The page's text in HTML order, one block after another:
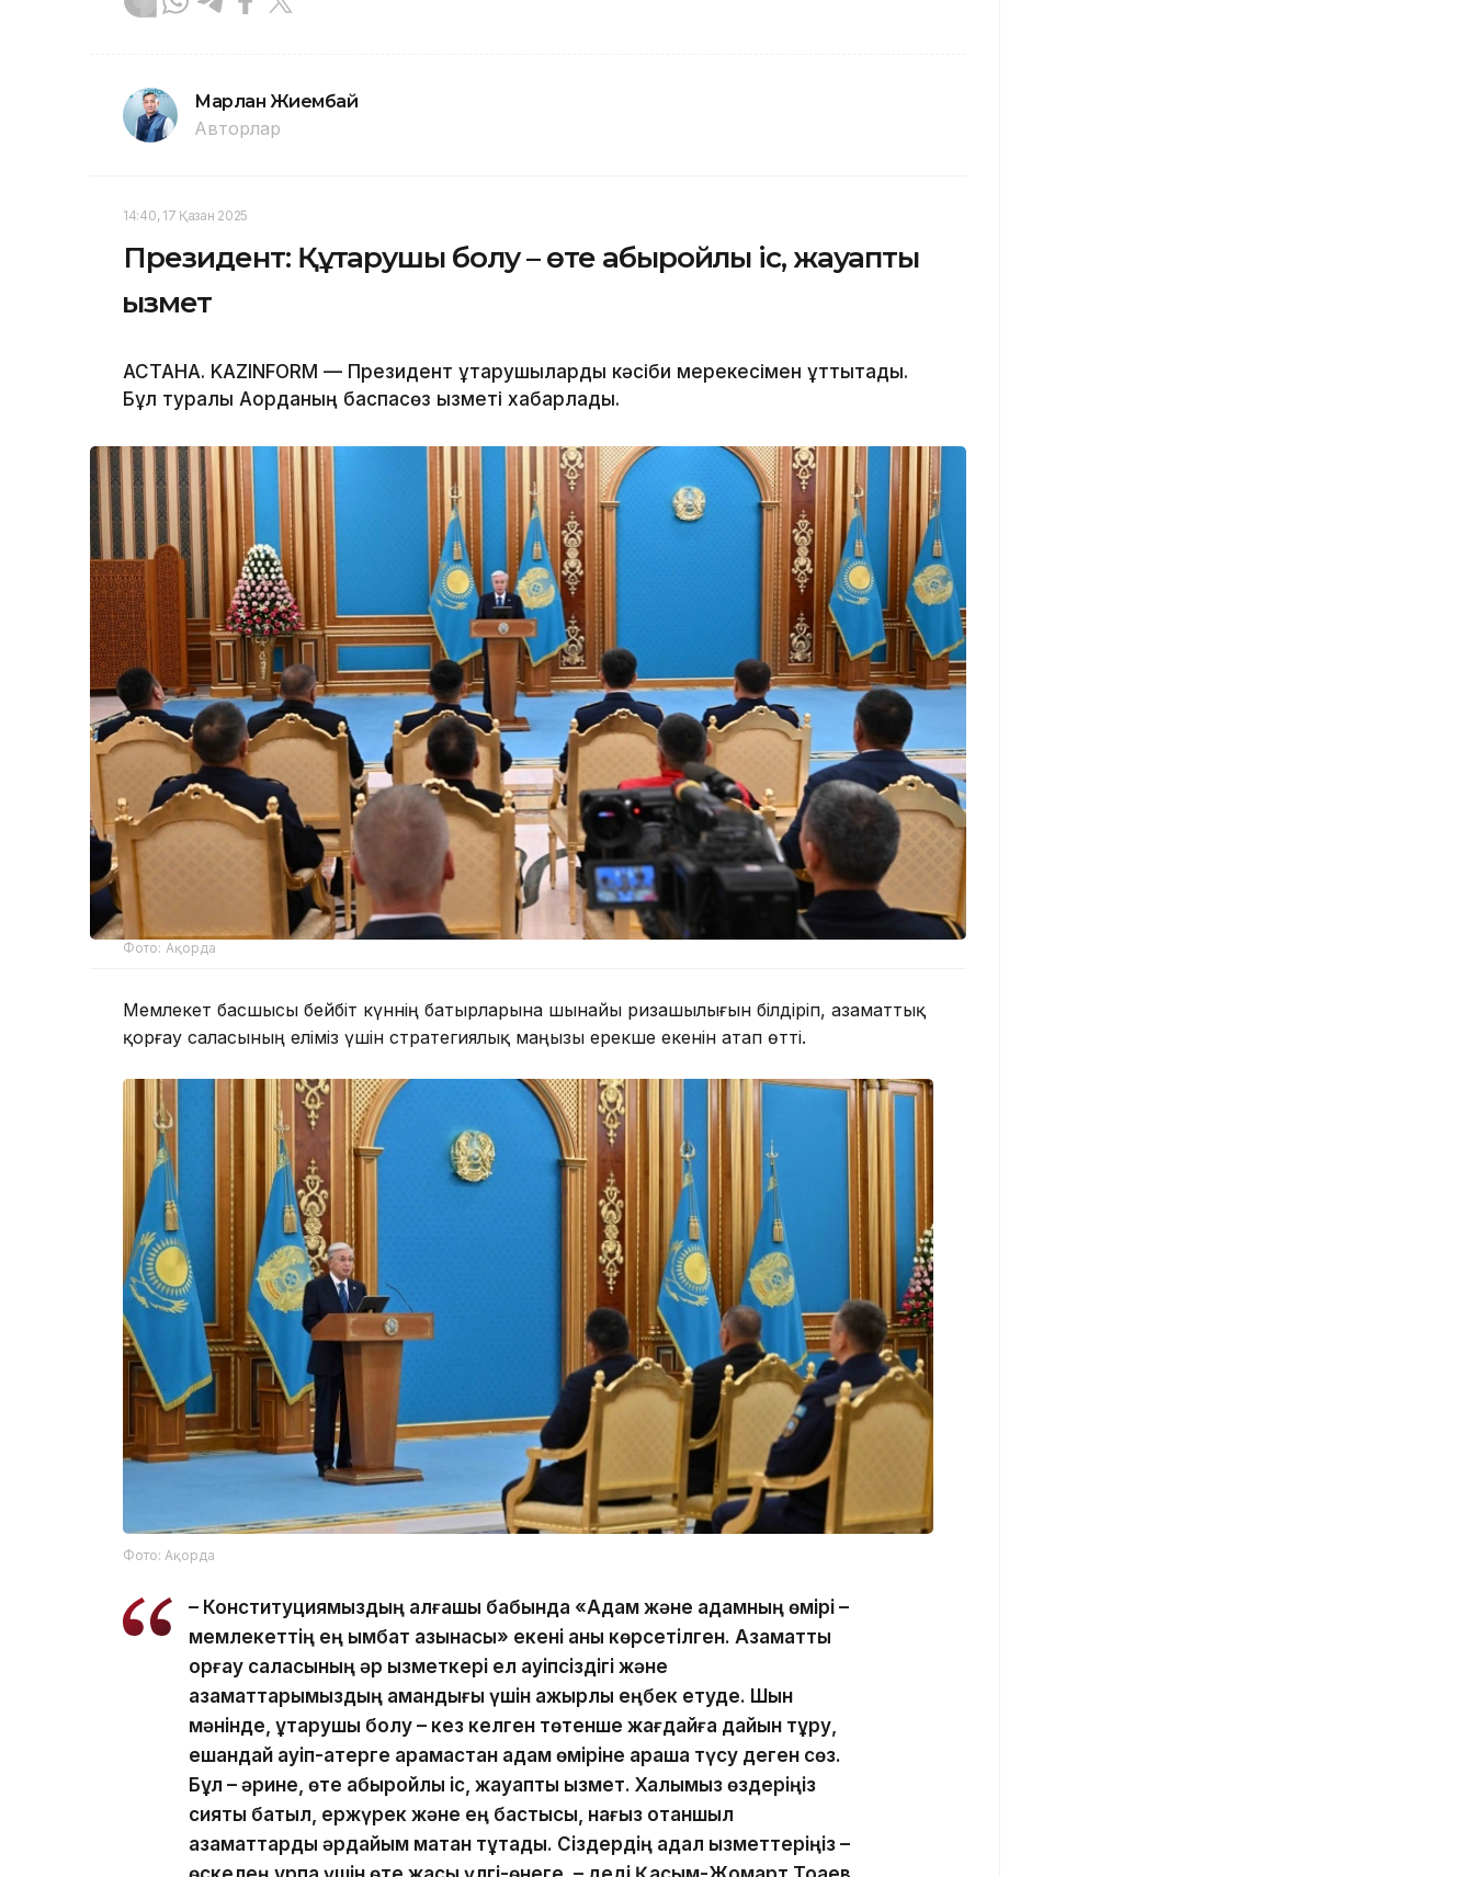
Марлан Жиембай
Авторлар
14:40, 17 Қазан 2025
Президент: Құтқарушы болу – өте абыройлы іс, жауапты
қызмет
АСТАНА. KAZINFORM — Президент құтқарушыларды кәсіби мерекесімен құттықтады.
Бұл туралы Ақорданың баспасөз қызметі хабарлады.
Фото: Ақорда
Мемлекет басшысы бейбіт күннің батырларына шынайы ризашылығын білдіріп, азаматтық
қорғау саласының еліміз үшін стратегиялық маңызы ерекше екенін атап өтті.
Фото: Ақорда
– Конституциямыздың алғашқы бабында «Адам және адамның өмірі –
мемлекеттің ең қымбат қазынасы» екені анық көрсетілген. Азаматтық
қорғау саласының әр қызметкері ел қауіпсіздігі және
азаматтарымыздың амандығы үшін қажырлы еңбек етуде. Шын
мәнінде, құтқарушы болу – кез келген төтенше жағдайға дайын тұру,
ешқандай қауіп-қатерге қарамастан адам өміріне араша түсу деген сөз.
Бұл – әрине, өте абыройлы іс, жауапты қызмет. Халқымыз өздеріңіз
сияқты батыл, ержүрек және ең бастысы, нағыз отаншыл
азаматтарды әрдайым мақтан тұтады. Сіздердің адал қызметтеріңіз –